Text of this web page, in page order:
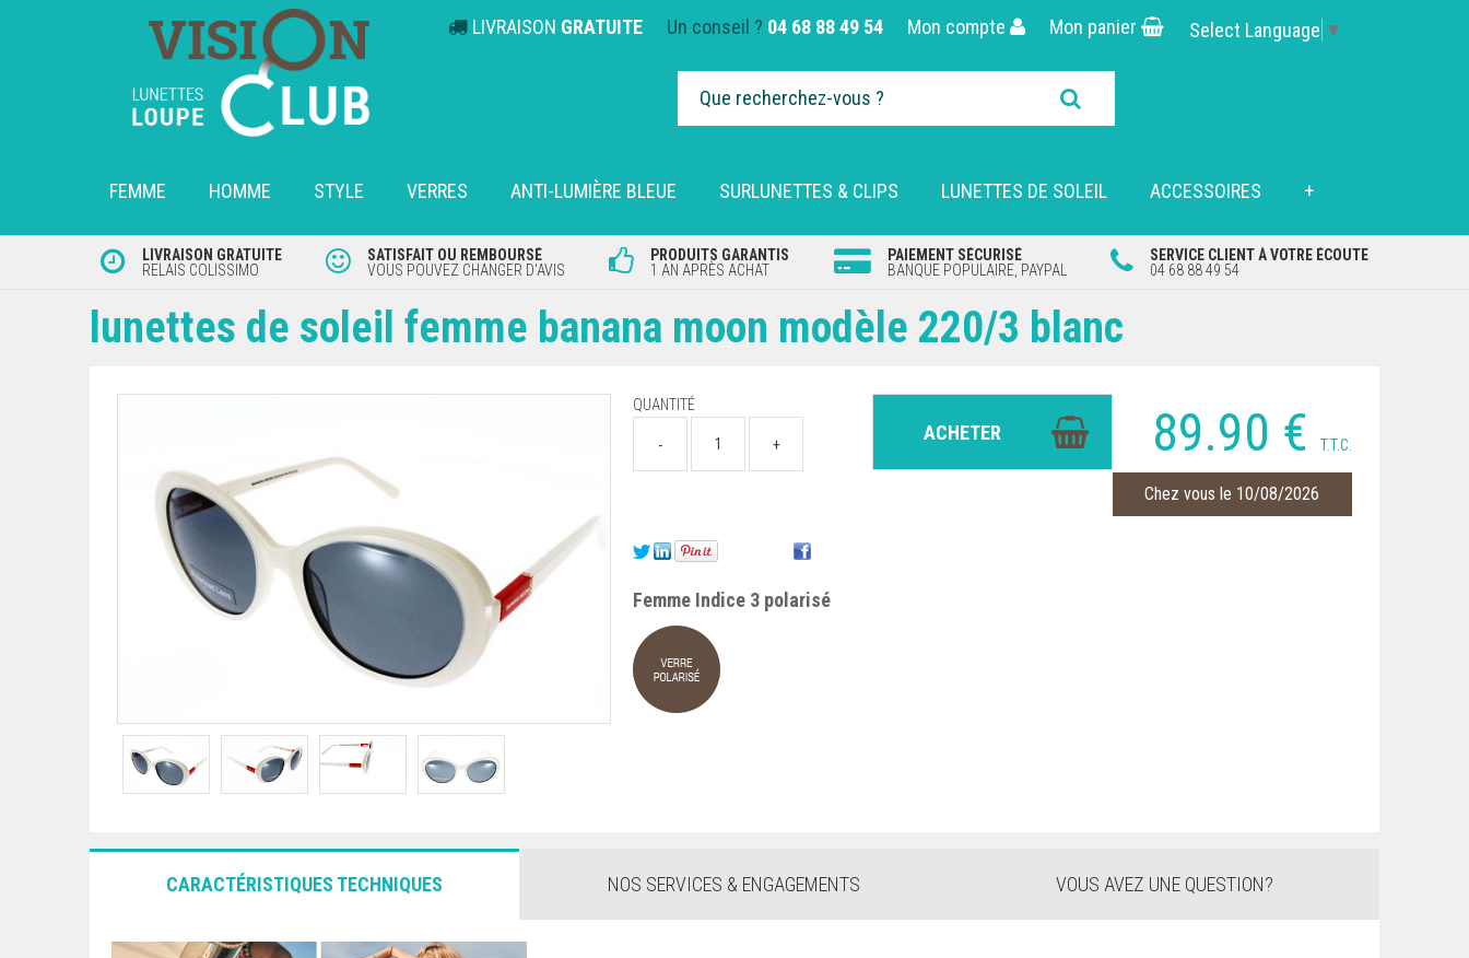
LIVRAISON GRATUITE Un conseil ? 04 68 88 49 54 Mon compte Mon panier Select Language ▼
FEMME HOMME STYLE VERRES ANTI-LUMIÈRE BLEUE SURLUNETTES & CLIPS LUNETTES DE SOLEIL ACCESSOIRES +
LIVRAISON GRATUITE
RELAIS COLISSIMO
SATISFAIT OU REMBOURSÉ
VOUS POUVEZ CHANGER D'AVIS
PRODUITS GARANTIS
1 AN APRÈS ACHAT
PAIEMENT SÉCURISÉ
BANQUE POPULAIRE, PAYPAL
SERVICE CLIENT À VOTRE ÉCOUTE
04 68 88 49 54
lunettes de soleil femme banana moon modèle 220/3 blanc
89.90 € T.T.C.
Chez vous le 10/08/2026
QUANTITÉ
Femme Indice 3 polarisé
CARACTÉRISTIQUES TECHNIQUES NOS SERVICES & ENGAGEMENTS VOUS AVEZ UNE QUESTION?